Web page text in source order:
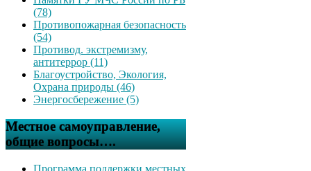
(78)
Противопожарная безопасность
(54)
Противод. экстремизму,
антитеррор (11)
Благоустройство, Экология,
Охрана природы (46)
Энергосбережение (5)
Местное самоуправление,
общие вопросы….
Программа поддержки местных